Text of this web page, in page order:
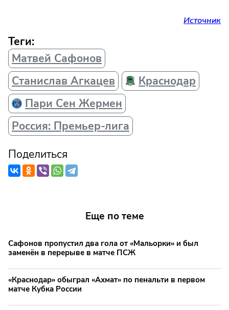
Источник
Теги:
Матвей Сафонов
Станислав Агкацев
Краснодар
Пари Сен Жермен
Россия: Премьер-лига
Поделиться
Еще по теме
Сафонов пропустил два гола от «Мальорки» и был
заменён в перерыве в матче ПСЖ
«Краснодар» обыграл «Ахмат» по пенальти в первом
матче Кубка России